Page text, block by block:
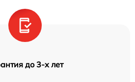
до 3-х лет